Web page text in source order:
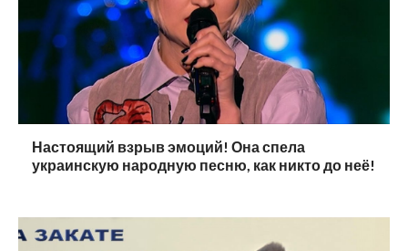
Настоящий взрыв эмоций! Она спела
украинскую народную песню, как никто до неё!